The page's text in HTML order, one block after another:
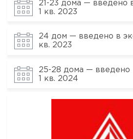
21-23 дома — введено
1 кв. 2023
24 дом — введено в
кв. 2023
25-28 дома — введено
1 кв. 2024